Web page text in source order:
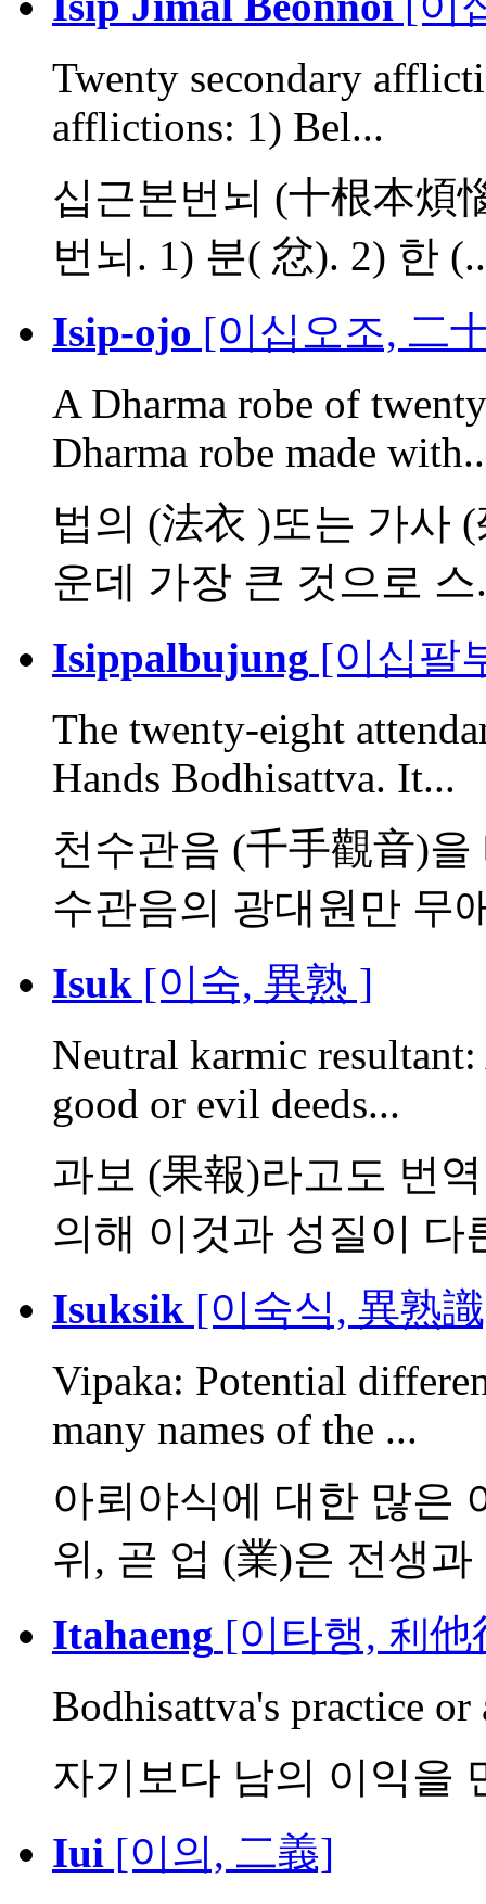
Twenty secondary
afflictions: 1) Bel...
십근본번뇌 (十根本煩
번뇌. 1) 분( 忿). 2) 한
Isip-ojo [이십오조, 二
A Dharma robe of
Dharma robe made
법의 (法衣 )또는 가사
운데 가장 큰 것으로 스
Isippalbujung [이십팔
The twenty-eight
Hands Bodhisattva. It...
천수관음 (千手觀音)
수관음의 광대원만 무
Isuk [이숙, 異熟 ]
Neutral karmic
good or evil deeds...
과보 (果報)라고도 번
의해 이것과 성질이 다
Isuksik [이숙식, 異熟
Vipaka: Potential
many names of the ...
아뢰야식에 대한 많은
위, 곧 업 (業)은 전생과
Itahaeng [이타행, 利他
Bodhisattva's practice
자기보다 남의 이익을
Iui [이의, 二義]